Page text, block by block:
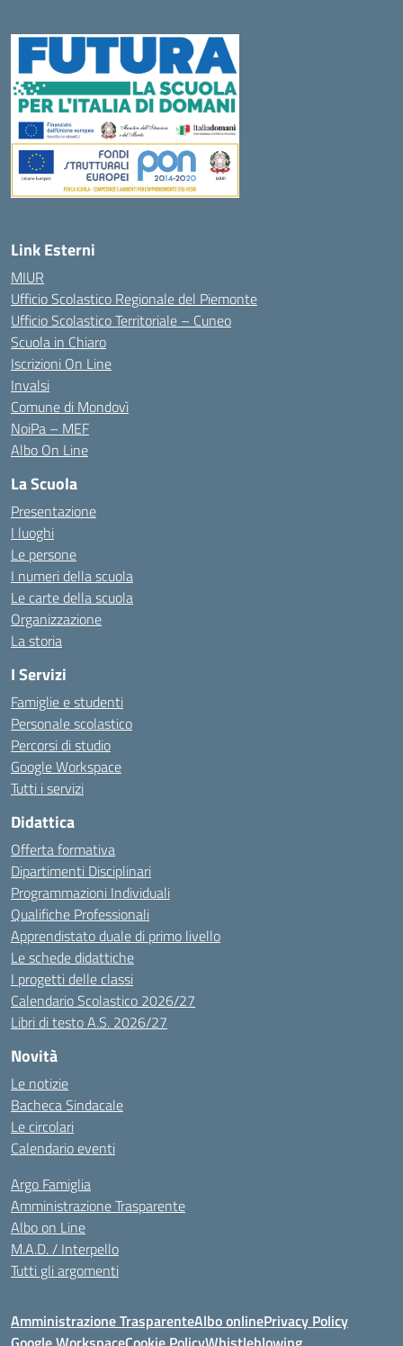
Link Esterni
MIUR
Ufficio Scolastico Regionale del Piemonte
Ufficio Scolastico Territoriale – Cuneo
Scuola in Chiaro
Iscrizioni On Line
Invalsi
Comune di Mondovì
NoiPa – MEF
Albo On Line
La Scuola
Presentazione
I luoghi
Le persone
I numeri della scuola
Le carte della scuola
Organizzazione
La storia
I Servizi
Famiglie e studenti
Personale scolastico
Percorsi di studio
Google Workspace
Tutti i servizi
Didattica
Offerta formativa
Dipartimenti Disciplinari
Programmazioni Individuali
Qualifiche Professionali
Apprendistato duale di primo livello
Le schede didattiche
I progetti delle classi
Calendario Scolastico 2026/27
Libri di testo A.S. 2026/27
Novità
Le notizie
Bacheca Sindacale
Le circolari
Calendario eventi
Argo Famiglia
Amministrazione Trasparente
Albo on Line
M.A.D. / Interpello
Tutti gli argomenti
Amministrazione TrasparenteAlbo onlinePrivacy Policy